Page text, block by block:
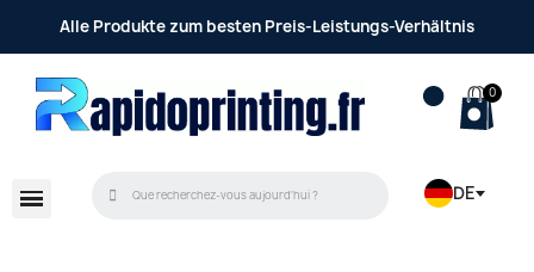
Alle Produkte zum besten Preis-Leistungs-Verhältnis
DE